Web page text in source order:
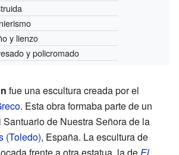
y lienzo
y policromado
fue una escultura creada por el
. Esta obra formaba parte de un
de Nuestra Señora de la
(Toledo), España. La escultura de
frente a otra estatua, la deEl